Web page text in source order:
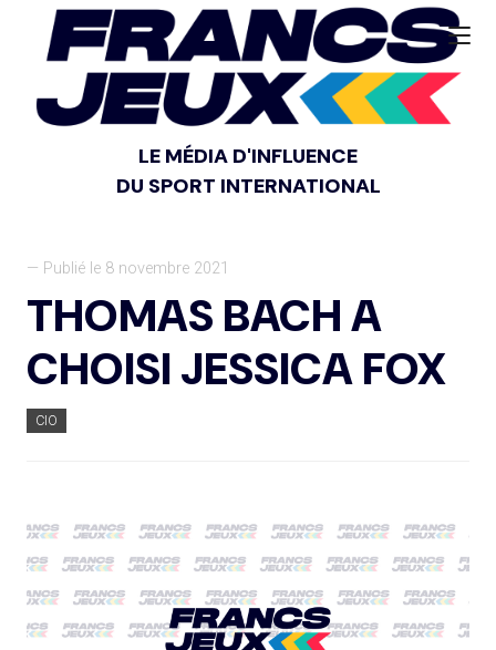
LE MÉDIA D'INFLUENCE
DU SPORT INTERNATIONAL
— Publié le 8 novembre 2021
THOMAS BACH A
CHOISI JESSICA FOX
CIO